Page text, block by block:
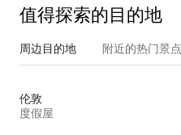
值得探索的目的地
周边目的地 附近的热门景点
伦敦
度假屋